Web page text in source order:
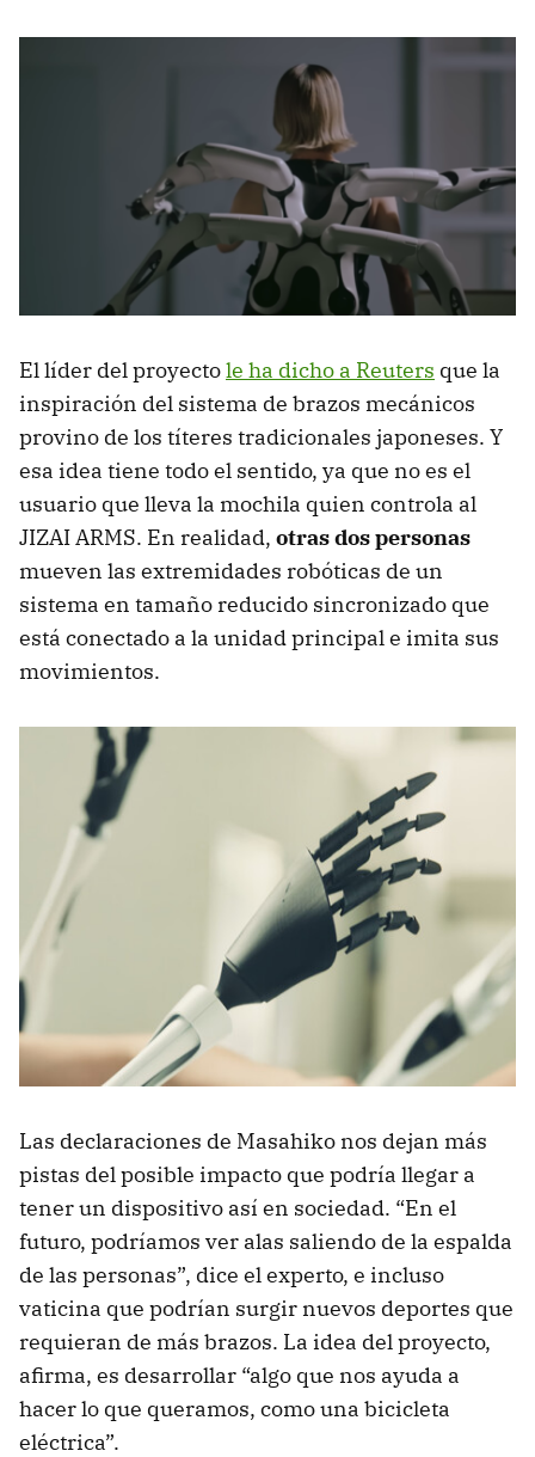
El líder del proyectole ha dicho a Reuters que la
inspiración del sistema de brazos mecánicos
provino de los títeres tradicionales japoneses. Y
esa idea tiene todo el sentido, ya que no es el
usuario que lleva la mochila quien controla al
JIZAI ARMS. En realidad, otras dos personas
mueven las extremidades robóticas de un
sistema en tamaño reducido sincronizado que
está conectado a la unidad principal e imita sus
movimientos.
Las declaraciones de Masahiko nos dejan más
pistas del posible impacto que podría llegar a
tener un dispositivo así en sociedad. “En el
futuro, podríamos ver alas saliendo de la espalda
de las personas”, dice el experto, e incluso
vaticina que podrían surgir nuevos deportes que
requieran de más brazos. La idea del proyecto,
afirma, es desarrollar “algo que nos ayuda a
hacer lo que queramos, como una bicicleta
eléctrica”.